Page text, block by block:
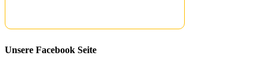
Unsere Facebook Seite